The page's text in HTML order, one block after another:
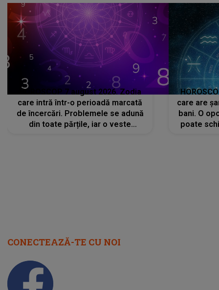
HOROSCOP 7 august 2026. Zodia
care intră într-o perioadă marcată
de încercări. Problemele se adună
din toate părțile, iar o veste
care are
bani. O
poate
CONECTEAZĂ-TE CU NOI